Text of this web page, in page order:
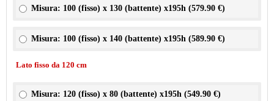
Misura: 100 (fisso) x 130 (battente) x195h (579.90 €)
Misura: 100 (fisso) x 140 (battente) x195h (589.90 €)
Lato fisso da 120 cm
Misura: 120 (fisso) x 80 (battente) x195h (549.90 €)